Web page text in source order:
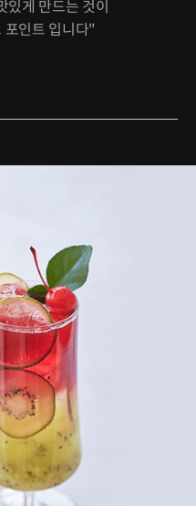
있게 만드는 것이
포인트 입니다"